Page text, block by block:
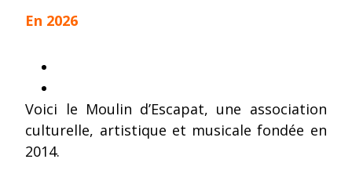
En 2026
Voici le Moulin d’Escapat, une association
culturelle, artistique et musicale fondée en
2014.